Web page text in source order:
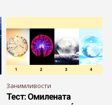
Занимливости
Тест: Омилената